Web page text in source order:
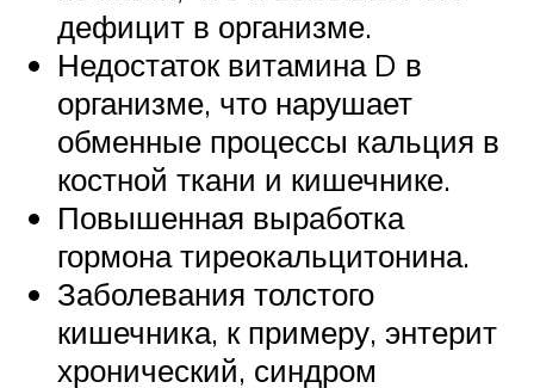
дефицит в организме.
Недостаток витамина D в
организме, что нарушает
обменные процессы кальция в
костной ткани и кишечнике.
Повышенная выработка
гормона тиреокальцитонина.
Заболевания толстого
кишечника, к примеру, энтерит
хронический, синдром